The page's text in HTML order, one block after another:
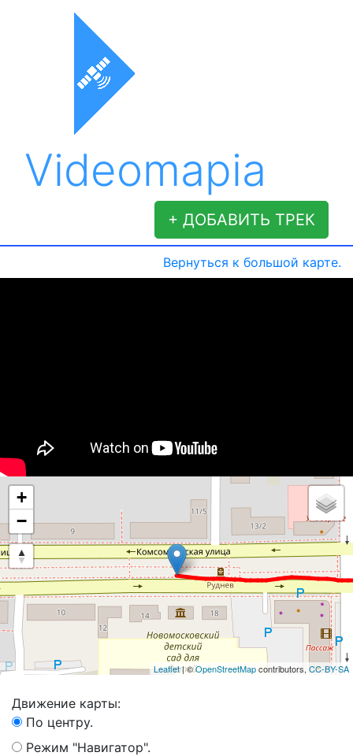
Videomapia
+ ДОБАВИТЬ ТРЕК
Вернуться к большой карте.
+
−
Leaflet| ©OpenStreetMapcontributors, CC-BY-SA
Движение карты:
По центру.
Режим "Навигатор".